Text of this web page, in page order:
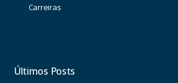
Carreiras
Últimos Posts